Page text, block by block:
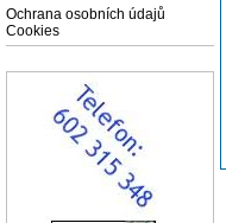
Ochrana osobních údajů
Cookies